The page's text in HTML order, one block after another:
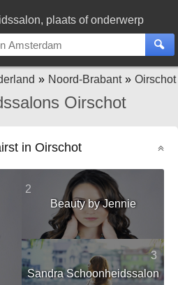
plaats of onderwerp
Noord-Brabant Oirschot
Oirschot
in Oirschot
2
Beauty by Jennie
3
Sandra Schoonheidssalon